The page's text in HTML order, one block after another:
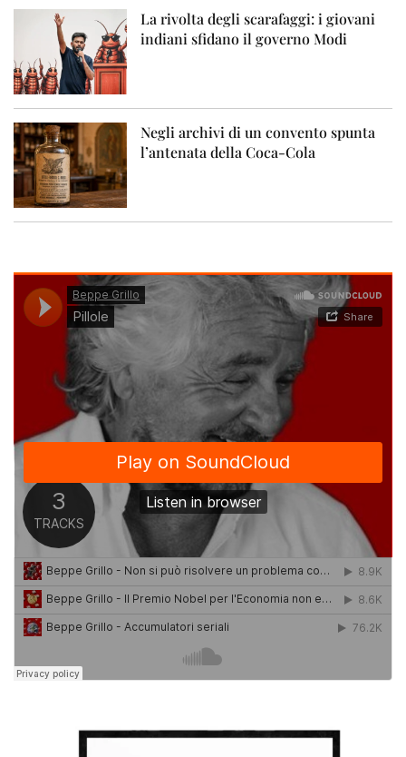
La rivolta degli scarafaggi: i giovani
indiani sfidano il governo Modi
Negli archivi di un convento spunta
l’antenata della Coca-Cola